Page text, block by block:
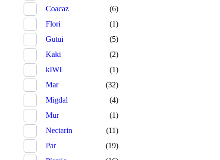
Coacaz
(6)
Flori
(1)
Gutui
(5)
Kaki
(2)
kIWI
(1)
Mar
(32)
Migdal
(4)
Mur
(1)
Nectarin
(11)
Par
(19)